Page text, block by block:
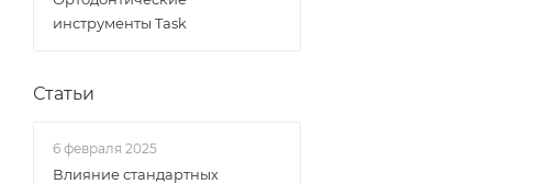
инструменты Task
Статьи
6 февраля 2025
Влияние стандартных